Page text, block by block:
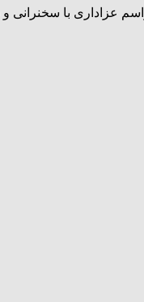
عزاداری با سخنرانی